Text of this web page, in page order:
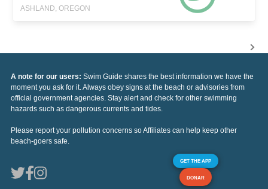
ASHLAND, OREGON
A note for our users: Swim Guide shares the best information we have the
moment you ask for it. Always obey signs at the beach or advisories from
official government agencies. Stay alert and check for other swimming
hazards such as dangerous currents and tides.
Please report your pollution concerns so Affiliates can help keep other
beach-goers safe.
GET THE APP
DONAR